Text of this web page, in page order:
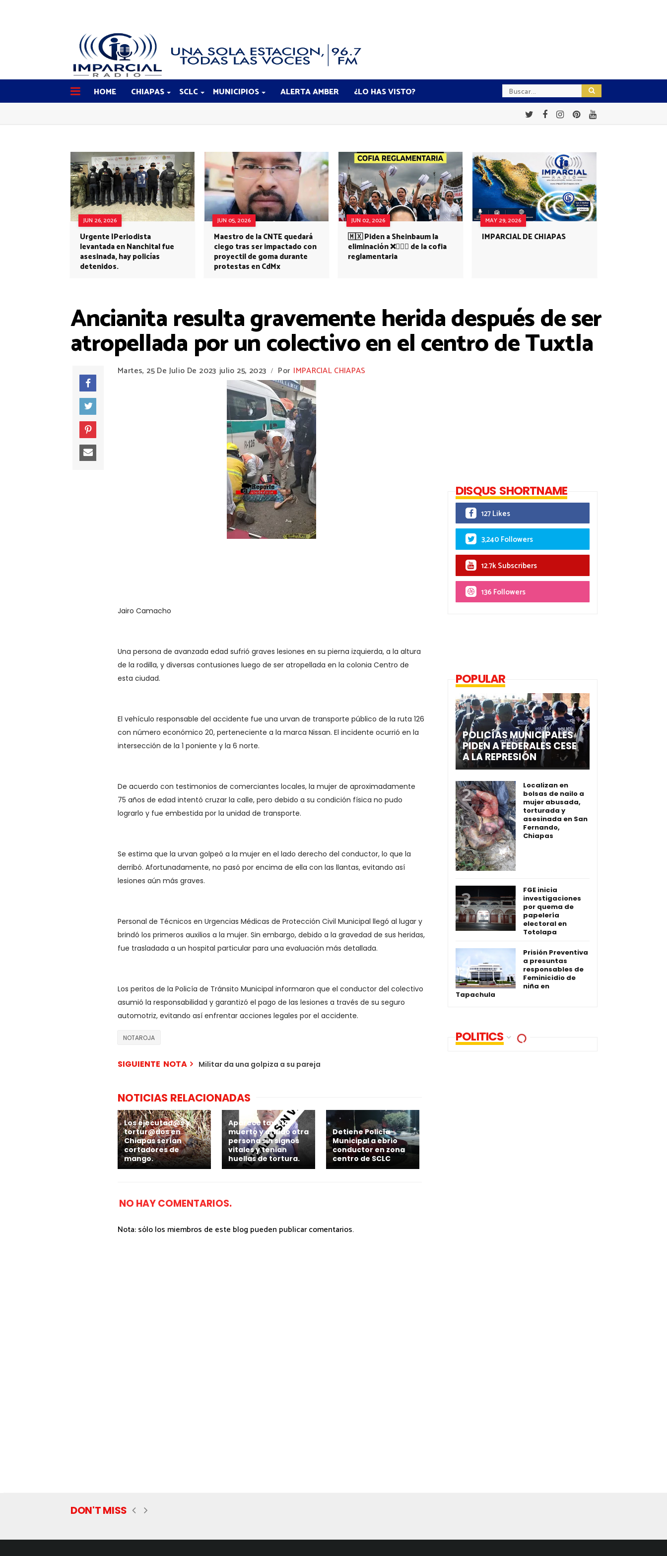
HOME CHIAPAS SCLC MUNICIPIOS ALERTA AMBER ¿LO HAS VISTO?
JUN 26, 2026
Urgente |Periodista
levantada en Nanchital fue
asesinada, hay policías
detenidos.
JUN 05, 2026
Maestro de la CNTE quedará
ciego tras ser impactado con
proyectil de goma durante
protestas en CdMx
JUN 02, 2026
🇲🇽 Piden a Sheinbaum la
eliminación ❌👩🏻‍⚕️ de la cofia
reglamentaria
MAY 29, 2026
IMPARCIAL DE CHIAPAS
Ancianita resulta gravemente herida después de ser
atropellada por un colectivo en el centro de Tuxtla
Martes, 25 De Julio De 2023 julio 25, 2023 / Por IMPARCIAL CHIAPAS
Jairo Camacho
Una persona de avanzada edad sufrió graves lesiones en su pierna izquierda, a la altura
de la rodilla, y diversas contusiones luego de ser atropellada en la colonia Centro de
esta ciudad.
El vehículo responsable del accidente fue una urvan de transporte público de la ruta 126
con número económico 20, perteneciente a la marca Nissan. El incidente ocurrió en la
intersección de la 1 poniente y la 6 norte.
De acuerdo con testimonios de comerciantes locales, la mujer de aproximadamente
75 años de edad intentó cruzar la calle, pero debido a su condición física no pudo
lograrlo y fue embestida por la unidad de transporte.
Se estima que la urvan golpeó a la mujer en el lado derecho del conductor, lo que la
derribó. Afortunadamente, no pasó por encima de ella con las llantas, evitando así
lesiones aún más graves.
Personal de Técnicos en Urgencias Médicas de Protección Civil Municipal llegó al lugar y
brindó los primeros auxilios a la mujer. Sin embargo, debido a la gravedad de sus heridas,
fue trasladada a un hospital particular para una evaluación más detallada.
Los peritos de la Policía de Tránsito Municipal informaron que el conductor del colectivo
asumió la responsabilidad y garantizó el pago de las lesiones a través de su seguro
automotriz, evitando así enfrentar acciones legales por el accidente.
NOTAROJA
SIGUIENTE NOTA Militar da una golpiza a su pareja
NOTICIAS RELACIONADAS
Los ejecutad@s y
tortur@dos en
Chiapas serían
cortadores de
mango.
Aparece taxista
muerto y al lado otra
persona sin signos
vitales y tenian
huellas de tortura.
Detiene Policía
Municipal a ebrio
conductor en zona
centro de SCLC
NO HAY COMENTARIOS.
Nota: sólo los miembros de este blog pueden publicar comentarios.
DISQUS SHORTNAME
127 Likes
3,240 Followers
12.7k Subscribers
136 Followers
POPULAR
POLICÍAS MUNICIPALES
PIDEN A FEDERALES CESE
A LA REPRESIÓN
Localizan en
bolsas de nailo a
mujer abusada,
torturada y
asesinada en San
Fernando,
Chiapas
FGE inicia
investigaciones
por quema de
papelería
electoral en
Totolapa
Prisión Preventiva
a presuntas
responsables de
Feminicidio de
niña en
Tapachula
POLITICS
DON'T MISS